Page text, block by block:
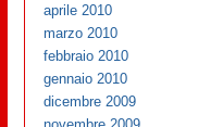
aprile 2010
marzo 2010
febbraio 2010
gennaio 2010
dicembre 2009